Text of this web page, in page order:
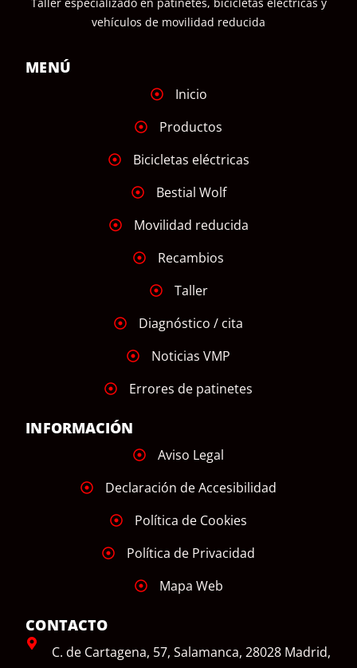
vehículos de movilidad reducida
MENÚ
Inicio
Productos
Bicicletas eléctricas
Bestial Wolf
Movilidad reducida
Recambios
Taller
Diagnóstico / cita
Noticias VMP
Errores de patinetes
INFORMACIÓN
Aviso Legal
Declaración de Accesibilidad
Política de Cookies
Política de Privacidad
Mapa Web
CONTACTO
C. de Cartagena, 57, Salamanca, 28028 Madrid,